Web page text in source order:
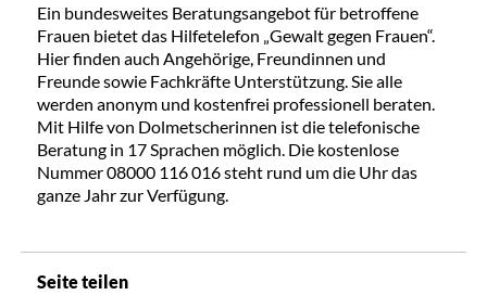
Ein bundesweites Beratungsangebot für betroffene
Frauen bietet das Hilfetelefon „Gewalt gegen Frauen“.
Hier finden auch Angehörige, Freundinnen und
Freunde sowie Fachkräfte Unterstützung. Sie alle
werden anonym und kostenfrei professionell beraten.
Mit Hilfe von Dolmetscherinnen ist die telefonische
Beratung in 17 Sprachen möglich. Die kostenlose
Nummer 08000 116 016 steht rund um die Uhr das
ganze Jahr zur Verfügung.
Seite teilen